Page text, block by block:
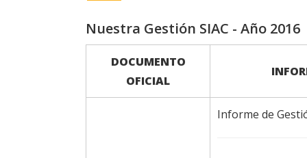
Nuestra Gestión SIAC - Año 2016
DOCUMENTO
OFICIAL
Informe de